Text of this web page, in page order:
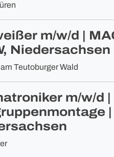
m/w/d |
Niedersachsen
Teutoburger Wald
m/w/d |
|